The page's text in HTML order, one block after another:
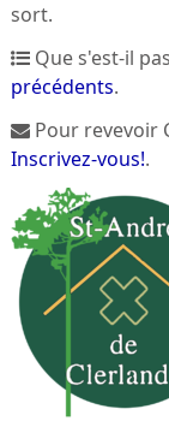
sort.
Que s'est-il
précédents.
Pour revevoir
Inscrivez-vous!.